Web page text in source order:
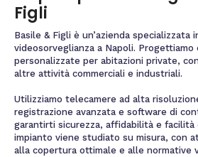
Figli
Basile & Figli è un’azienda specializzata
videosorveglianza a Napoli.
personalizzate per abitazioni private,
altre attività commerciali e industriali.
Utilizziamo telecamere ad alta
registrazione avanzata e software di
garantirti sicurezza, affidabilità e facilità
impianto viene studiato su misura, con
alla copertura ottimale e alle normative